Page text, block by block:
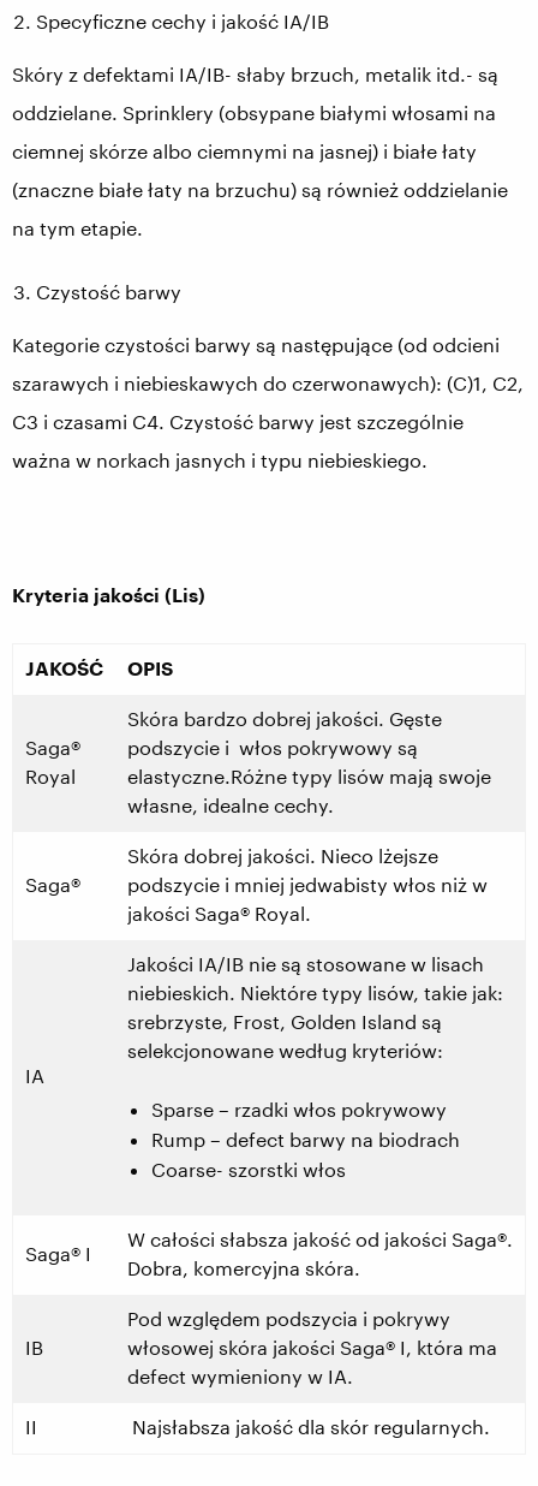
Specyficzne cechy i jakość IA/IB
Skóry z defektami IA/IB- słaby brzuch, metalik itd.- są
oddzielane. Sprinklery (obsypane białymi włosami na
ciemnej skórze albo ciemnymi na jasnej) i białe łaty
(znaczne białe łaty na brzuchu) są również oddzielanie
na tym etapie.
Czystość barwy
Kategorie czystości barwy są następujące (od odcieni
szarawych i niebieskawych do czerwonawych): (C)1, C2,
C3 i czasami C4. Czystość barwy jest szczególnie
ważna w norkach jasnych i typu niebieskiego.
Kryteria jakości (Lis)
JAKOŚĆ OPIS
Saga®
Royal
Skóra bardzo dobrej jakości. Gęste
podszycie i włos pokrywowy są
elastyczne.Różne typy lisów mają swoje
własne, idealne cechy.
Saga®
Skóra dobrej jakości. Nieco lżejsze
podszycie i mniej jedwabisty włos niż w
jakości Saga® Royal.
IA
Jakości IA/IB nie są stosowane w lisach
niebieskich. Niektóre typy lisów, takie jak:
srebrzyste, Frost, Golden Island są
selekcjonowane według kryteriów:
Sparse – rzadki włos pokrywowy
Rump – defect barwy na biodrach
Coarse- szorstki włos
Saga® I
W całości słabsza jakość od jakości Saga®.
Dobra, komercyjna skóra.
IB
Pod względem podszycia i pokrywy
włosowej skóra jakości Saga® I, która ma
defect wymieniony w IA.
II Najsłabsza jakość dla skór regularnych.